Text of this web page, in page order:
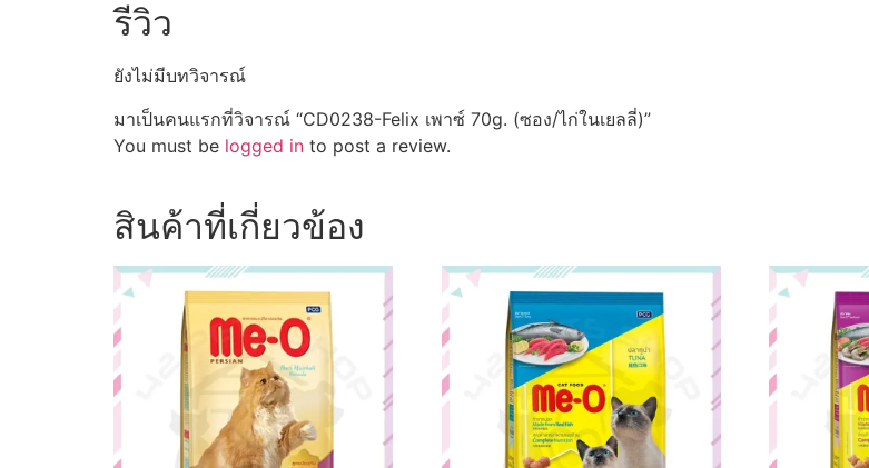
รีวิว
ยังไม่มีบทวิจารณ์
มาเป็นคนแรกที่วิจารณ์ “CD0238-Felix เพาซ์ 70g. (ซอง/ไก่ในเยลลี่)”
You must be logged in to post a review.
สินค้าที่เกี่ยวข้อง